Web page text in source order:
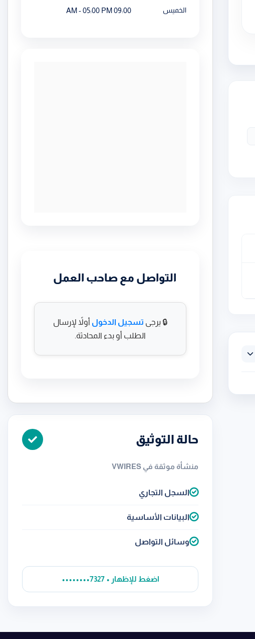
الخميس 09:00 AM - 05:00 PM
التواصل مع صاحب العمل
🔒 يرجى تسجيل الدخول أولاً لإرسال
الطلب أو بدء المحادثة.
حالة التوثيق
منشأة موثقة في VWIRES
السجل التجاري
البيانات الأساسية
وسائل التواصل
••••••••7327 • اضغط للإظهار